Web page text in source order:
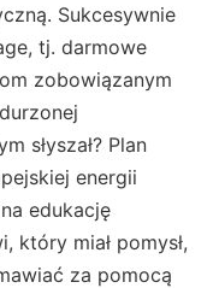
Sukcesywnie
tj. darmowe
zobowiązanym
słyszał? Plan
energii
edukację
który miał pomysł,
za pomocą